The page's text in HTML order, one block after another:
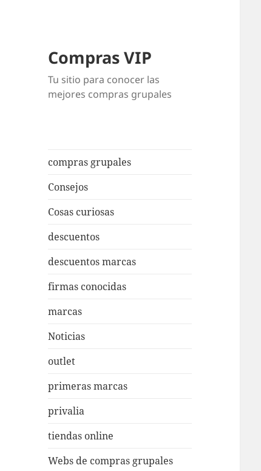
Compras VIP
Tu sitio para conocer las
mejores compras grupales
compras grupales
Consejos
Cosas curiosas
descuentos
descuentos marcas
firmas conocidas
marcas
Noticias
outlet
primeras marcas
privalia
tiendas online
Webs de compras grupales